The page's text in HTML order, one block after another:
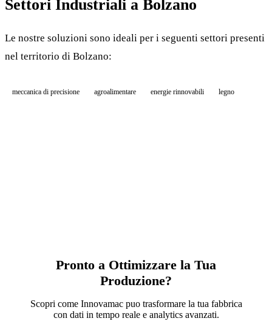
Settori Industriali a Bolzano
Le nostre soluzioni sono ideali per i seguenti settori presenti
nel territorio di Bolzano:
meccanica di precisione agroalimentare energie rinnovabili legno
Pronto a Ottimizzare la Tua
Produzione?
Scopri come Innovamac puo trasformare la tua fabbrica
con dati in tempo reale e analytics avanzati.